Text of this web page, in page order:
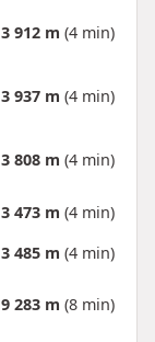
3 912 m (4 min)
3 937 m (4 min)
3 808 m (4 min)
3 473 m (4 min)
3 485 m (4 min)
9 283 m (8 min)